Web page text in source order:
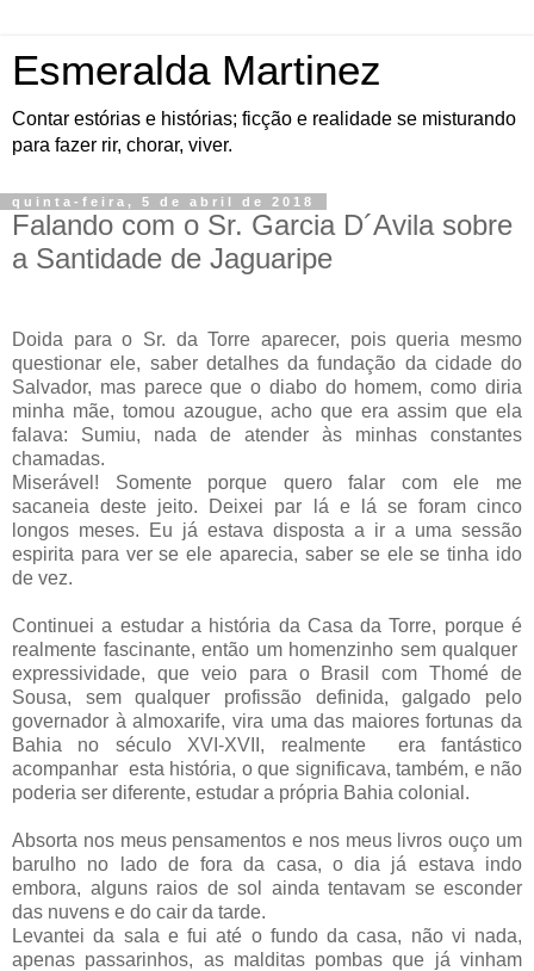
Esmeralda Martinez
Contar estórias e histórias; ficção e realidade se misturando
para fazer rir, chorar, viver.
quinta-feira, 5 de abril de 2018
Falando com o Sr. Garcia D´Avila sobre
a Santidade de Jaguaripe
Doida para o Sr. da Torre aparecer, pois queria mesmo
questionar ele, saber detalhes da fundação da cidade do
Salvador, mas parece que o diabo do homem, como diria
minha mãe, tomou azougue, acho que era assim que ela
falava: Sumiu, nada de atender às minhas constantes
chamadas.
Miserável! Somente porque quero falar com ele me
sacaneia deste jeito. Deixei par lá e lá se foram cinco
longos meses. Eu já estava disposta a ir a uma sessão
espirita para ver se ele aparecia, saber se ele se tinha ido
de vez.
Continuei a estudar a história da Casa da Torre, porque é
realmente fascinante, então um homenzinho sem qualquer
expressividade, que veio para o Brasil com Thomé de
Sousa, sem qualquer profissão definida, galgado pelo
governador à almoxarife, vira uma das maiores fortunas da
Bahia no século XVI-XVII, realmente
era fantástico
acompanhar esta história, o que significava, também, e não
poderia ser diferente, estudar a própria Bahia colonial.
Absorta nos meus pensamentos e nos meus livros ouço um
barulho no lado de fora da casa, o dia já estava indo
embora, alguns raios de sol ainda tentavam se esconder
das nuvens e do cair da tarde.
Levantei da sala e fui até o fundo da casa, não vi nada,
apenas passarinhos, as malditas pombas que já vinham